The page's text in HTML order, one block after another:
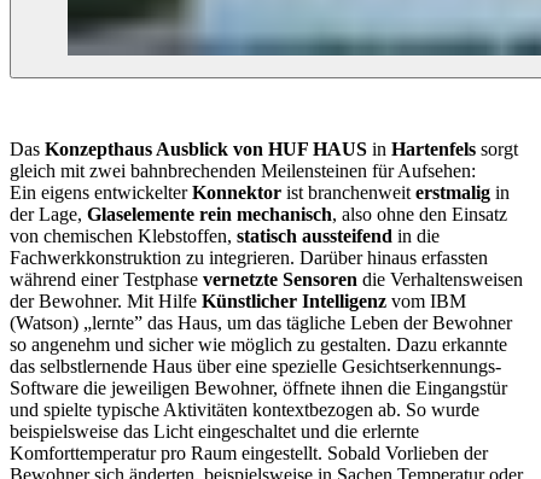
Das Konzepthaus Ausblick von HUF HAUS in Hartenfels sorgt
gleich mit zwei bahnbrechenden Meilensteinen für Aufsehen:
Ein eigens entwickelterKonnektor ist branchenweiterstmalig in
der Lage, Glaselemente rein mechanisch, also ohne den Einsatz
von chemischen Klebstoffen, statisch aussteifend in die
Fachwerkkonstruktion zu integrieren. Darüber hinaus erfassten
während einer Testphase vernetzte Sensoren die Verhaltensweisen
der Bewohner. Mit Hilfe Künstlicher Intelligenz vom IBM
(Watson) „lernte” das Haus, um das tägliche Leben der Bewohner
so angenehm und sicher wie möglich zu gestalten. Dazu erkannte
das selbstlernende Haus über eine spezielle Gesichtserkennungs-
Software die jeweiligen Bewohner, öffnete ihnen die Eingangstür
und spielte typische Aktivitäten kontextbezogen ab. So wurde
beispielsweise das Licht eingeschaltet und die erlernte
Komforttemperatur pro Raum eingestellt. Sobald Vorlieben der